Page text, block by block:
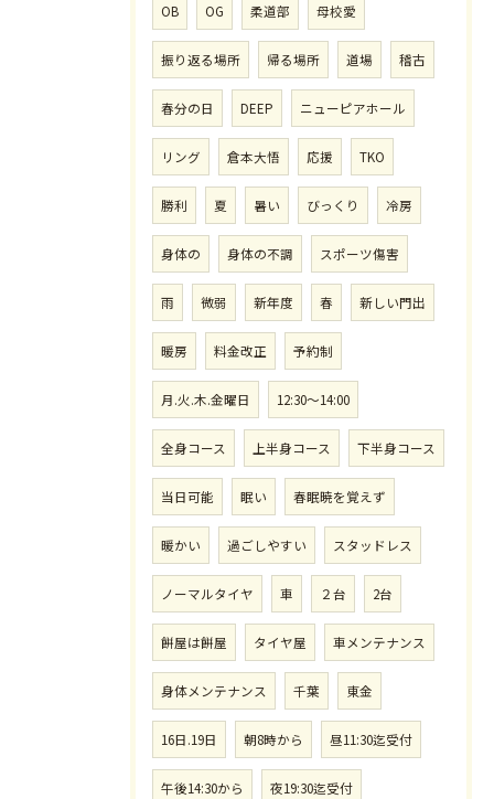
OB OG 柔道部 母校愛
振り返る場所 帰る場所 道場 稽古
春分の日 DEEP ニューピアホール
リング 倉本大悟 応援 TKO
勝利 夏 暑い びっくり 冷房
身体の 身体の不調 スポーツ傷害
雨 微弱 新年度 春 新しい門出
暖房 料金改正 予約制
月.火.木.金曜日 12:30〜14:00
全身コース 上半身コース 下半身コース
当日可能 眠い 春眠暁を覚えず
暖かい 過ごしやすい スタッドレス
ノーマルタイヤ 車 ２台 2台
餅屋は餅屋 タイヤ屋 車メンテナンス
身体メンテナンス 千葉 東金
16日.19日 朝8時から 昼11:30迄受付
午後14:30から 夜19:30迄受付